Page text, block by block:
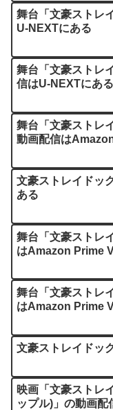
舞台「文豪ストレ
U-NEXTにある
舞台「文豪ストレ
信はU-NEXTにある
舞台「文豪ストレ
動画配信は
文豪ストレイドッ
ある
舞台「文豪ストレ
はAmazon Prime
舞台「文豪ストレ
はAmazon Prime
文豪ストレイドッ
映画「文豪ストレ
ップル)」の動画